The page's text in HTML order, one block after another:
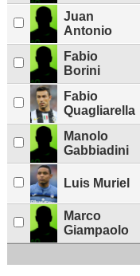
Juan
Antonio
Fabio
Borini
Fabio
Quagliarella
Manolo
Gabbiadini
Luis Muriel
Marco
Giampaolo